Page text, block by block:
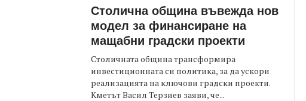
Столична община въвежда нов
модел за финансиране на
мащабни градски проекти
Столичната община трансформира
инвестиционната си политика, за да ускори
реализацията на ключови градски проекти.
Кметът Васил Терзиев заяви, че...